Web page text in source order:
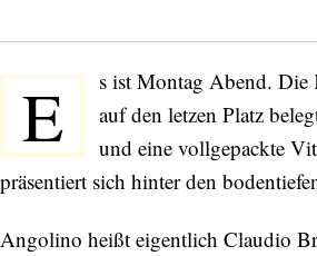
E
s ist Montag Abend. Die
auf den letzen Platz
und eine vollgepackte
präsentiert sich hinter den
Angolino heißt eigentlich Claudio